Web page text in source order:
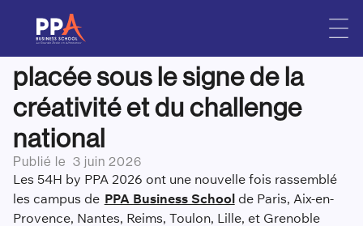
Les 54h Chronos by PPA
2026 : une nouvelle édition
placée sous le signe de la
créativité et du challenge
national
Publié le 3 juin 2026
Les 54H by PPA 2026 ont une nouvelle fois rassemblé
les campus de PPA Business Schoolde Paris, Aix-en-
Provence, Nantes, Reims, Toulon, Lille, et Grenoble